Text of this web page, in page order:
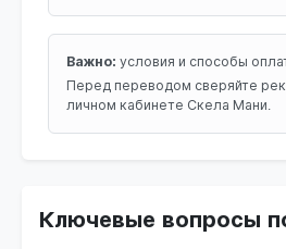
Важно: условия и способы
Перед переводом сверяйте
личном кабинете Скела Мани.
Ключевые вопросы